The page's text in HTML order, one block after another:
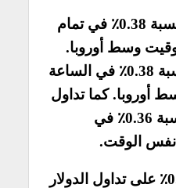
بنسبة 0.38٪ في تمام
بتوقيت وسط أوروبا.
ارتفع مؤشر داكس بنسبة 0.38٪ في الساعة
أوروبا. كما تداول
مؤشر فوتسي 100 بنسبة 0.36٪ في
نفس الوقت.
ارتفع اليورو بنسبة 0.21٪ على تداول الدولار